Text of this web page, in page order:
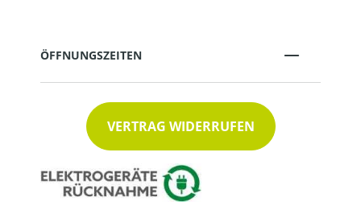
ÖFFNUNGSZEITEN
VERTRAG WIDERRUFEN